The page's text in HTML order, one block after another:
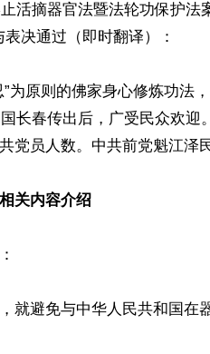
活摘器官法暨法轮功保护法
表决通过（即时翻译）：
为原则的佛家身心修炼功法
长春传出后，广受民众欢迎
党员人数。中共前党魁江泽
关内容介绍
就避免与中华人民共和国在